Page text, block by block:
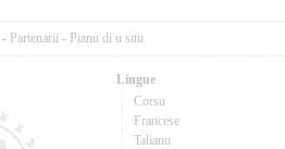
- Partenarii - Pianu di u situ
Lingue
Corsu
Francese
Talianu